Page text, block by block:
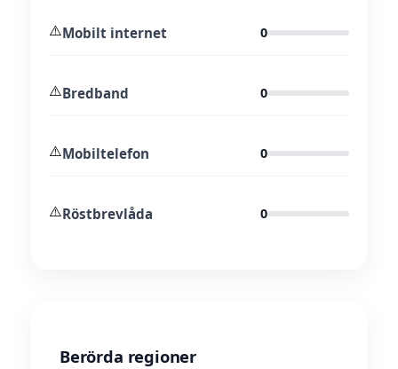
⚠️Mobilt internet 0
⚠️Bredband 0
⚠️Mobiltelefon 0
⚠️Röstbrevlåda 0
Berörda regioner